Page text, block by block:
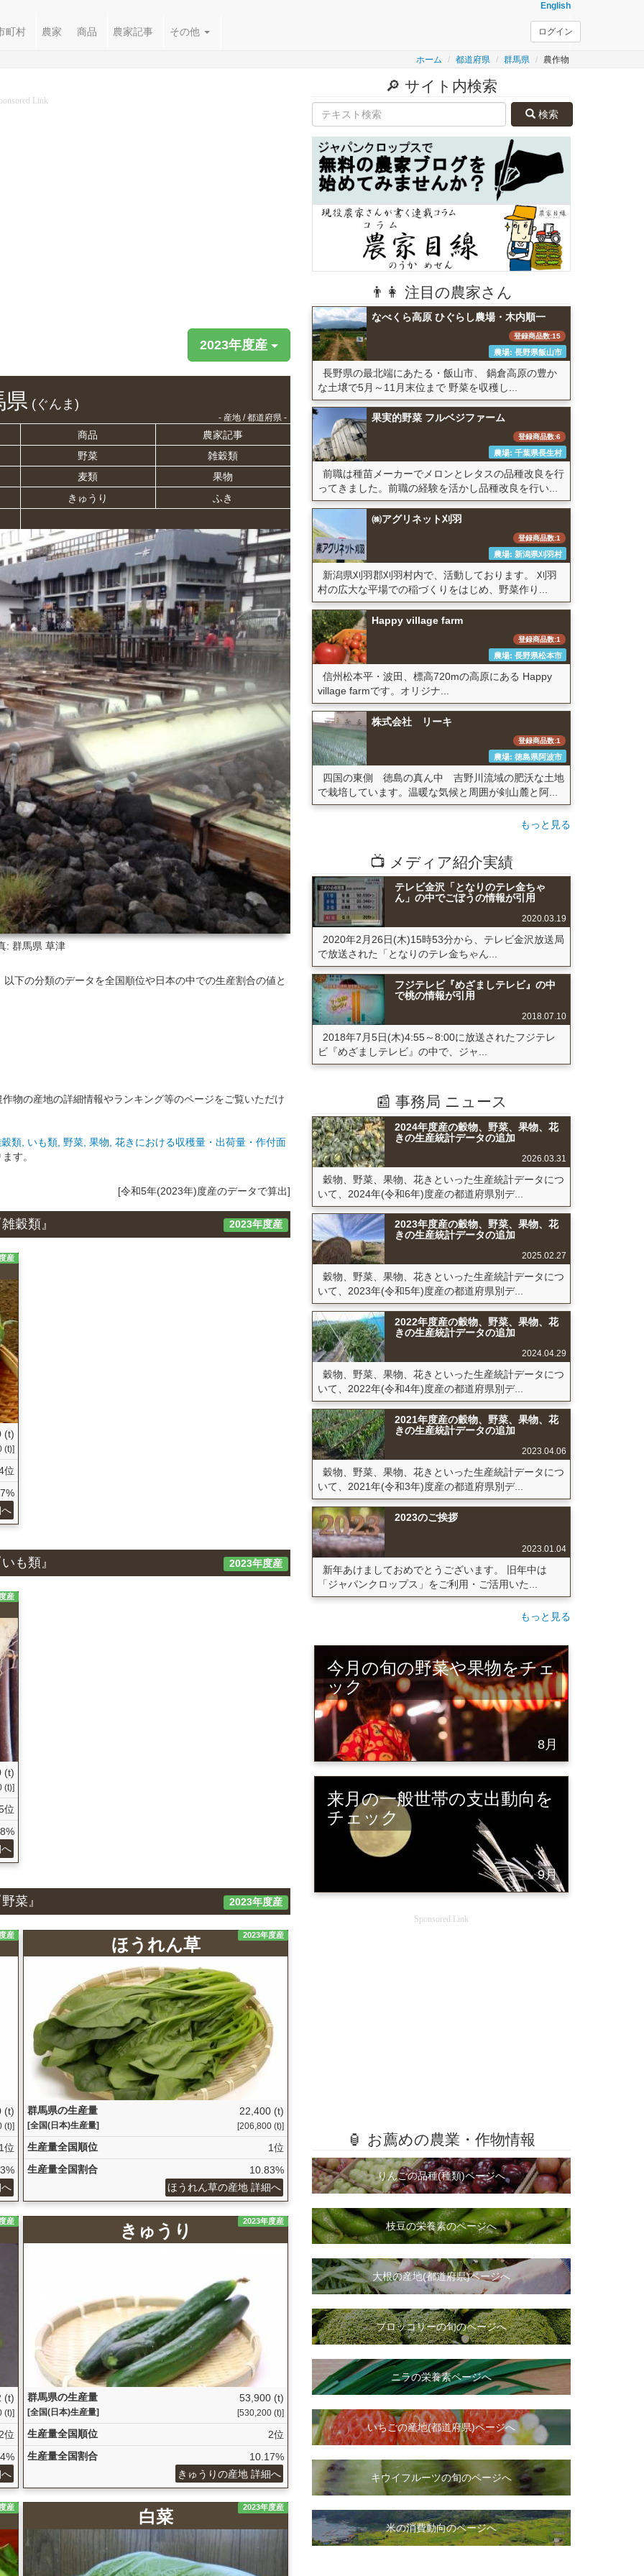
English
町村 農家 商品 農家記事 その他 ログイン
ホーム 都道府県 群馬県 農作物
Link
2023年度産
県(ぐんま)
- 産地 / 都道府県 -
商品
農家記事
野菜
雑穀類
麦類
果物
きゅうり
ふき
: 群馬県 草津
下の分類のデータを全国順位や日本の中での生産割合の値と
物の産地の詳細情報やランキング等のページをご覧いただけ
類, いも類, 野菜, 果物, 花きにおける収穫量・出荷量・作付面
す。
[令和5年(2023年)度産のデータで算出]
2023年度産
穀類』
産
(t)
(t)]
位
2023年度産
も類』
産
(t)
(t)]
位
2023年度産
菜』
産
(t)
(t)]
位
2023年度産
ほうれん草
群馬県の生産量
[全国(日本)生産量]
22,400 (t)
[206,800 (t)]
生産量全国順位
1位
生産量全国割合
10.83%
ほうれん草の産地 詳細へ
産
(t)
(t)]
位
2023年度産
きゅうり
群馬県の生産量
[全国(日本)生産量]
53,900 (t)
[530,200 (t)]
生産量全国順位
2位
生産量全国割合
10.17%
きゅうりの産地 詳細へ
産 2023年度産
白菜
🔎 サイト内検索
検索
👨👩 注目の農家さん
なべくら高原 ひぐらし農場・木内順一
登録商品数:15
農場: 長野県飯山市
長野県の最北端にあたる・飯山市、 鍋倉高原の豊か
な土壌で5月～11月末位まで 野菜を収穫し...
果実的野菜 フルベジファーム
登録商品数:6
農場: 千葉県長生村
前職は種苗メーカーでメロンとレタスの品種改良を行
ってきました。前職の経験を活かし品種改良を行い...
㈱アグリネット刈羽
登録商品数:1
農場: 新潟県刈羽村
新潟県刈羽郡刈羽村内で、活動しております。 刈羽
村の広大な平場での稲づくりをはじめ、野菜作り...
Happy village farm
登録商品数:1
農場: 長野県松本市
信州松本平・波田、標高720mの高原にある Happy
village farmです。オリジナ...
株式会社 リーキ
登録商品数:1
農場: 徳島県阿波市
四国の東側 徳島の真ん中 吉野川流域の肥沃な土地
で栽培しています。温暖な気候と周囲が剣山麓と阿...
もっと見る
📺 メディア紹介実績
テレビ金沢「となりのテレ金ちゃ
ん」の中でごぼうの情報が引用
2020.03.19
2020年2月26日(木)15時53分から、テレビ金沢放送局
で放送された「となりのテレ金ちゃん...
フジテレビ『めざましテレビ』の中
で桃の情報が引用
2018.07.10
2018年7月5日(木)4:55～8:00に放送されたフジテレ
ビ『めざましテレビ』の中で、ジャ...
📰 事務局 ニュース
2024年度産の穀物、野菜、果物、花
きの生産統計データの追加
2026.03.31
穀物、野菜、果物、花きといった生産統計データにつ
いて、2024年(令和6年)度産の都道府県別デ...
2023年度産の穀物、野菜、果物、花
きの生産統計データの追加
2025.02.27
穀物、野菜、果物、花きといった生産統計データにつ
いて、2023年(令和5年)度産の都道府県別デ...
2022年度産の穀物、野菜、果物、花
きの生産統計データの追加
2024.04.29
穀物、野菜、果物、花きといった生産統計データにつ
いて、2022年(令和4年)度産の都道府県別デ...
2021年度産の穀物、野菜、果物、花
きの生産統計データの追加
2023.04.06
穀物、野菜、果物、花きといった生産統計データにつ
いて、2021年(令和3年)度産の都道府県別デ...
2023のご挨拶
2023.01.04
新年あけましておめでとうございます。 旧年中は
「ジャパンクロップス」をご利用・ご活用いた...
もっと見る
今月の旬の野菜や果物をチェ
ック
8月
来月の一般世帯の支出動向を
チェック
9月
Sponsored Link
🏮 お薦めの農業・作物情報
りんごの品種(種類)ページへ
枝豆の栄養素のページへ
大根の産地(都道府県)ページへ
ブロッコリーの旬のページへ
ニラの栄養素ページへ
いちごの産地(都道府県)ページへ
キウイフルーツの旬のページへ
米の消費動向のページへ